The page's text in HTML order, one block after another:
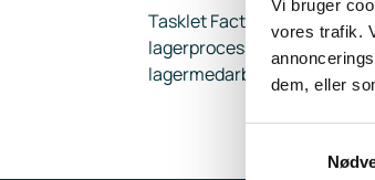
Vi bruger
vores trafik.
dem, eller
Tasklet Factory Mobile
lagerprocesser? Med
lagermedarbejdere, nemt